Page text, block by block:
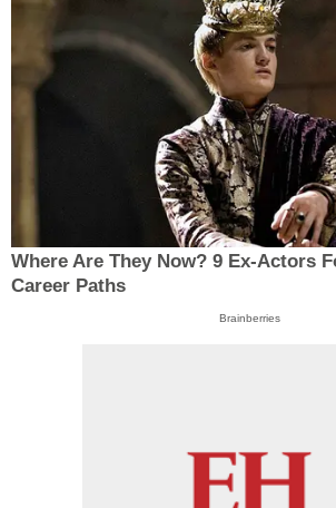
Where Are They Now? 9 Ex-Actors
Career Paths
Brainberries